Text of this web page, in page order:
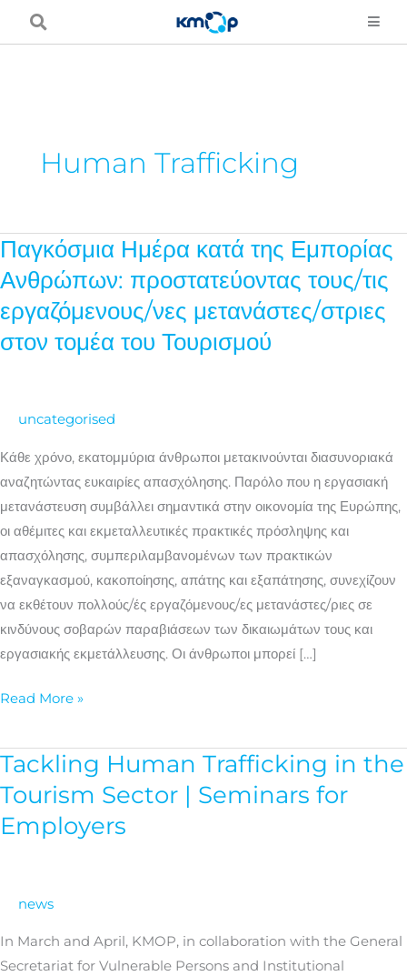
Human Trafficking
Παγκόσμια Ημέρα κατά της Εμπορίας
Ανθρώπων: προστατεύοντας τους/τις
εργαζόμενους/νες μετανάστες/στριες
στον τομέα του Τουρισμού
uncategorised
Κάθε χρόνο, εκατομμύρια άνθρωποι μετακινούνται διασυνοριακά
αναζητώντας ευκαιρίες απασχόλησης. Παρόλο που η εργασιακή
μετανάστευση συμβάλλει σημαντικά στην οικονομία της Ευρώπης,
οι αθέμιτες και εκμεταλλευτικές πρακτικές πρόσληψης και
απασχόλησης, συμπεριλαμβανομένων των πρακτικών
εξαναγκασμού, κακοποίησης, απάτης και εξαπάτησης, συνεχίζουν
να εκθέτουν πολλούς/ές εργαζόμενους/ες μετανάστες/ριες σε
κινδύνους σοβαρών παραβιάσεων των δικαιωμάτων τους και
εργασιακής εκμετάλλευσης. Οι άνθρωποι μπορεί […]
Παγκόσμια
Ημέρα
κατά
της
Εμπορίας
τους/
εργαζόμενους/
νες
μετανάστες/
στριες
στον
τομέα
του
Τουρισμού
Read More »
Tackling Human Trafficking in the
Tourism Sector | Seminars for
Employers
news
In March and April, KMOP, in collaboration with the General
Secretariat for Vulnerable Persons and Institutional
Tackling
Human
Trafficking
in
Sector